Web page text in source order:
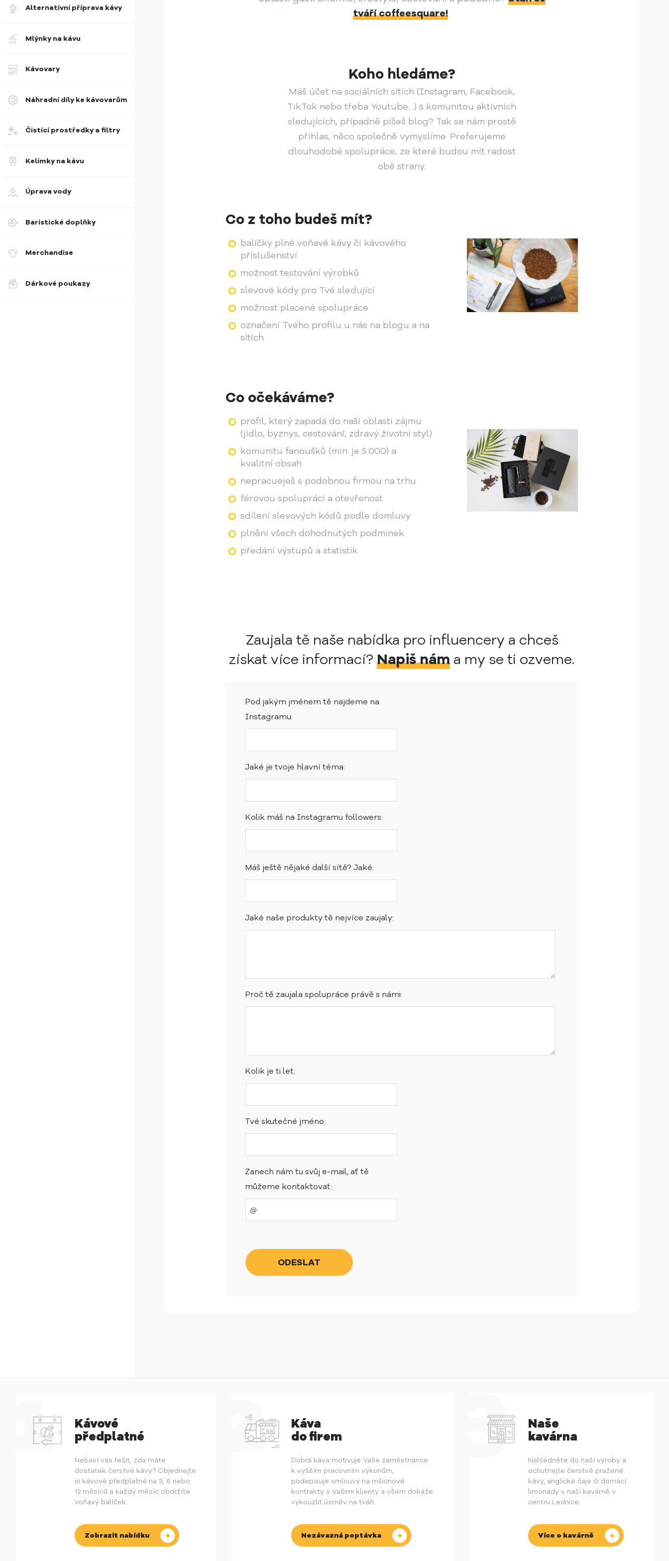
tváří coffeesquare!
Koho hledáme?
Máš účet na sociálních sítích (Instagram, Facebook,
TikTok nebo třeba Youtube…) s komunitou aktivních
sledujících, případně píšeš blog? Tak se nám prostě
přihlas, něco společně vymyslíme. Preferujeme
dlouhodobé spolupráce, ze které budou mít radost
obě strany.
Co z toho budeš mít?
balíčky plné voňavé kávy či kávového
příslušenství
možnost testování výrobků
slevové kódy pro Tvé sledující
možnost placené spolupráce
označení Tvého profilu u nás na blogu a na
sítích
Co očekáváme?
profil, který zapadá do naší oblasti zájmu
(jídlo, byznys, cestování, zdravý životní styl)
komunitu fanoušků (min. je 5.000) a
kvalitní obsah
nepracueješ s podobnou firmou na trhu
férovou spolupráci a otevřenost
sdílení slevových kódů podle domluvy
plnění všech dohodnutých podmínek
předání výstupů a statistik
Zaujala tě naše nabídka pro influencery a chceš
získat více informací? Napiš nám a my se ti ozveme.
Pod jakým jménem tě najdeme na
Instagramu:
Jaké je tvoje hlavní téma:
Kolik máš na Instagramu followers:
Máš ještě nějaké další sítě? Jaké:
Jaké naše produkty tě nejvíce zaujaly:
Proč tě zaujala spolupráce právě s námi:
Kolik je ti let:
Tvé skutečné jméno:
Zanech nám tu svůj e-mail, ať tě
můžeme kontaktovat:
Alternativní příprava kávy
Mlýnky na kávu
Kávovary
Náhradní díly ke kávovarům
Čistící prostředky a filtry
Kelímky na kávu
Úprava vody
Baristické doplňky
Merchandise
Dárkové poukazy
Kávové
předplatné
Nebaví vás řešit, zda máte
dostatek čerstvé kávy? Objednejte
si kávové předplatné na 3, 6 nebo
12 měsíců a každý měsíc obdržíte
voňavý balíček.
Zobrazit nabídku
Káva
do firem
Dobrá káva motivuje Vaše zaměstnance
k vyšším pracovním výkonům,
podepisuje smlouvy na milionové
kontrakty s Vašimi klienty a všem dokáže
vykouzlit úsměv na tváři.
Nezávazná poptávka
Naše
kavárna
Nahlédněte do naší výroby a
ochutnejte čerstvě pražené
kávy, anglické čaje či domácí
limonády v naší kavárně v
centru Lednice.
Více o kavárně